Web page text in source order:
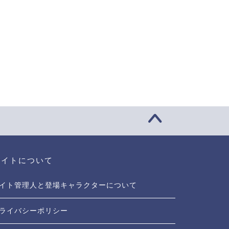
トについて
ト管理人と登場キャラクターについて
イバシーポリシー